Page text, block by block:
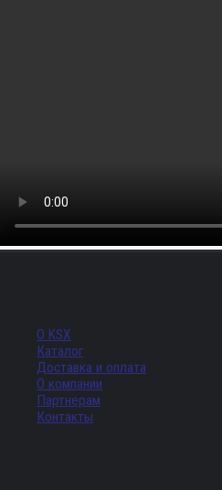
О KSX
Каталог
Доставка и оплата
О компании
Партнерам
Контакты